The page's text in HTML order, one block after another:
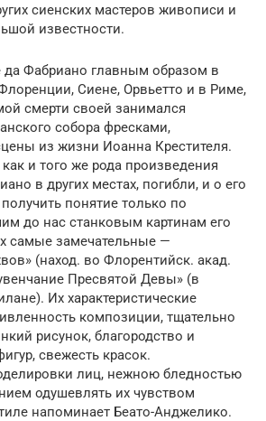
сиенских мастеров живописи и
известности.
да Фабриано главным образом в
Сиене, Орвьетто и в Риме,
смерти своей занимался
собора фресками,
из жизни Иоанна Крестителя.
и того же рода произведения
в других местах, погибли, и о его
понятие только по
до нас станковым картинам его
самые замечательные —
(наход. во Флорентийск. акад.
Пресвятой Девы» (в
Их характеристические
композиции, тщательно
рисунок, благородство и
свежесть красок.
лиц, нежною бледностью
одушевлять их чувством
напоминает Беато-Анджелико.